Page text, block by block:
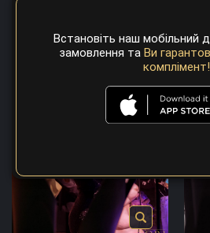
Встановіть наш мобільний
замовлення та Ви
комплімент!